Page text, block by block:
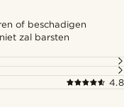
of beschadigen
zal barsten
4.8